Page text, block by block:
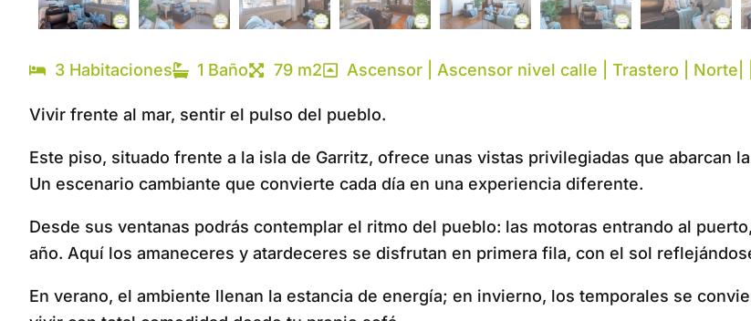
3 Habitaciones 1 Baño 79 m2 Ascensor | Ascensor nivel calle | Trastero | Norte|
Vivir frente al mar, sentir el pulso del pueblo.
Este piso, situado frente a la isla de Garritz, ofrece unas vistas privilegiadas que abarcan
Un escenario cambiante que convierte cada día en una experiencia diferente.
Desde sus ventanas podrás contemplar el ritmo del pueblo: las motoras entrando al
año. Aquí los amaneceres y atardeceres se disfrutan en primera fila, con el sol
En verano, el ambiente llenan la estancia de energía; en invierno, los temporales se